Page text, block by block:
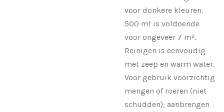
voor donkere kleuren.
500 ml is voldoende
voor ongeveer 7 m².
Reinigen is eenvoudig
met zeep en warm water.
Voor gebruik voorzichtig
mengen of roeren (niet
schudden); aanbrengen